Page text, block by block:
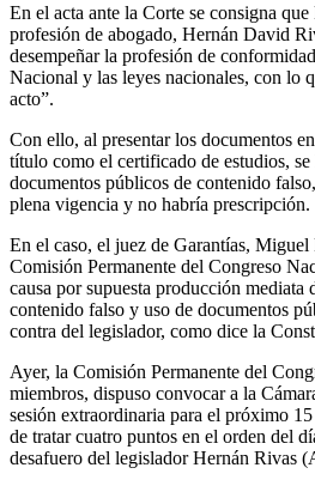
En el acta ante la Corte se consigna
profesión de abogado, Hernán David
desempeñar la profesión de
Nacional y las leyes nacionales, con lo
acto”.
Con ello, al presentar los documentos
título como el certificado de estudios,
documentos públicos de contenido
plena vigencia y no habría prescripción.
En el caso, el juez de Garantías, Miguel
Comisión Permanente del Congreso
causa por supuesta producción mediata
contenido falso y uso de documentos
contra del legislador, como dice la
Ayer, la Comisión Permanente del
miembros, dispuso convocar a la
sesión extraordinaria para el próximo
de tratar cuatro puntos en el orden del
desafuero del legislador Hernán Rivas